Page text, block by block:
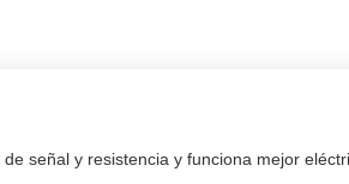
señal y resistencia y funciona mejor